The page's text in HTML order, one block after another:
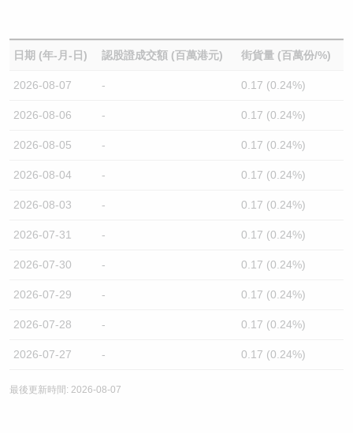
日期 (年-月-日) 認股證成交額 (百萬港元) 街貨量 (百萬份/%)
2026-08-07 - 0.17 (0.24%)
2026-08-06 - 0.17 (0.24%)
2026-08-05 - 0.17 (0.24%)
2026-08-04 - 0.17 (0.24%)
2026-08-03 - 0.17 (0.24%)
2026-07-31 - 0.17 (0.24%)
2026-07-30 - 0.17 (0.24%)
2026-07-29 - 0.17 (0.24%)
2026-07-28 - 0.17 (0.24%)
2026-07-27 - 0.17 (0.24%)
最後更新時間: 2026-08-07